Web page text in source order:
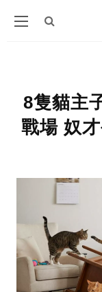
8隻貓主
戰場 奴